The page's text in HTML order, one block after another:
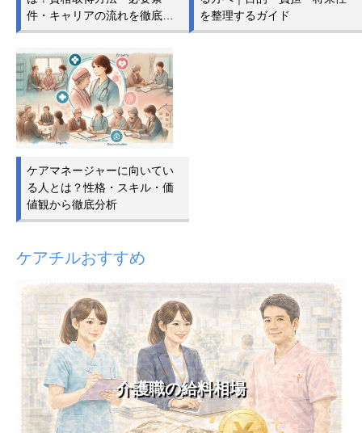
件・キャリアの流れを徹底…
を整理するガイド
ケアマネージャーに向いてい
る人とは？性格・スキル・価
値観から徹底分析
ケアチルおすすめ
介護職の給料相場